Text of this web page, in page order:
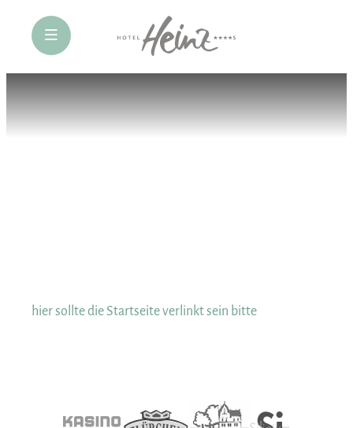
öffne Navigation
hier sollte die Startseite verlinkt sein bitte